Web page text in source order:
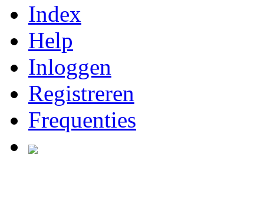
Index
Help
Inloggen
Registreren
Frequenties